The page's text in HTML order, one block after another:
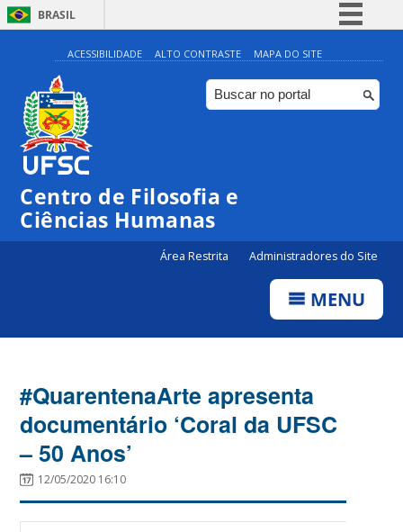
BRASIL
Simplifique!
Comunica BR
Participe
ACESSIBILIDADE ALTO CONTRASTE MAPA DO SITE
Centro de Filosofia e
Ciências Humanas
Área Restrita Administradores do Site
MENU
#QuarentenaArte apresenta
documentário ‘Coral da UFSC
– 50 Anos’
12/05/2020 16:10